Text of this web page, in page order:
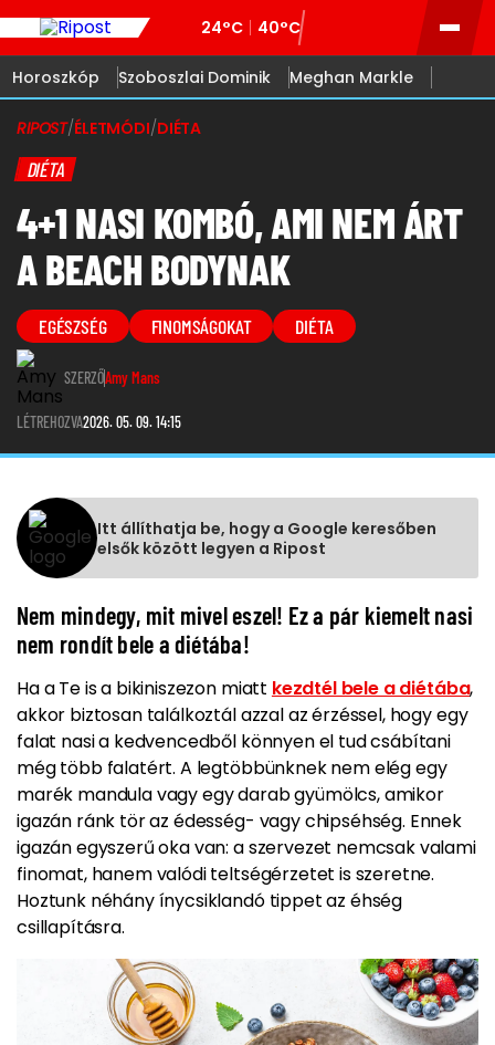
24°C 40°C
Horoszkóp Szoboszlai Dominik Meghan Markle
RIPOST/ÉLETMÓDI/DIÉTA
DIÉTA
4+1 NASI KOMBÓ, AMI NEM ÁRT
A BEACH BODYNAK
EGÉSZSÉG FINOMSÁGOKAT DIÉTA
SZERZŐAmy Mans
LÉTREHOZVA2026. 05. 09. 14:15
Itt állíthatja be, hogy a Google keresőben
elsők között legyen a Ripost
Nem mindegy, mit mivel eszel! Ez a pár kiemelt nasi
nem rondít bele a diétába!
Ha a Te is a bikiniszezon miatt kezdtél bele a diétába,
akkor biztosan találkoztál azzal az érzéssel, hogy egy
falat nasi a kedvencedből könnyen el tud csábítani
még több falatért. A legtöbbünknek nem elég egy
marék mandula vagy egy darab gyümölcs, amikor
igazán ránk tör az édesség- vagy chipséhség. Ennek
igazán egyszerű oka van: a szervezet nemcsak valami
finomat, hanem valódi teltségérzetet is szeretne.
Hoztunk néhány ínycsiklandó tippet az éhség
csillapításra.